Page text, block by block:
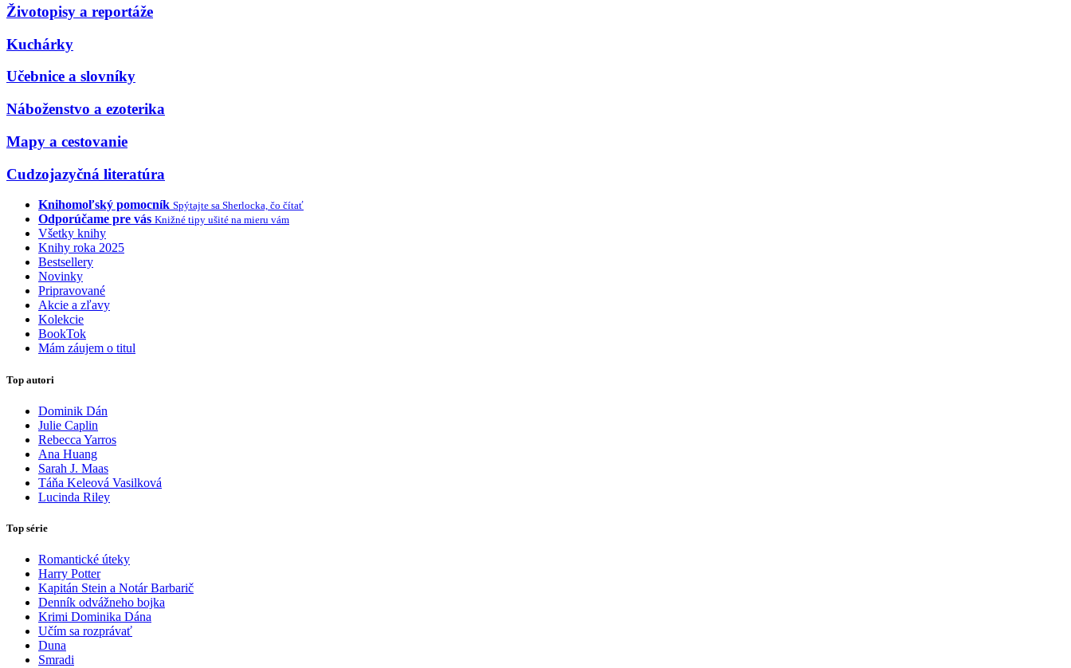
Životopisy a reportáže
Kuchárky
Učebnice a slovníky
Náboženstvo a ezoterika
Mapy a cestovanie
Cudzojazyčná literatúra
Knihomoľský pomocník Spýtajte sa Sherlocka, čo čítať
Odporúčame pre vás Knižné tipy ušité na mieru vám
Všetky knihy
Knihy roka 2025
Bestsellery
Novinky
Pripravované
Akcie a zľavy
Kolekcie
BookTok
Mám záujem o titul
Top autori
Dominik Dán
Julie Caplin
Rebecca Yarros
Ana Huang
Sarah J. Maas
Táňa Keleová Vasilková
Lucinda Riley
Top série
Romantické úteky
Harry Potter
Kapitán Stein a Notár Barbarič
Denník odvážneho bojka
Krimi Dominika Dána
Učím sa rozprávať
Duna
Smradi